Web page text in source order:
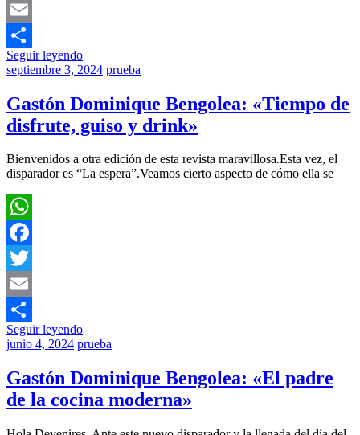
Twitter
Email
Compartir
Seguir leyendo
septiembre 3, 2024 prueba
Gastón Dominique Bengolea: «Tiempo de
disfrute, guiso y drink»
Bienvenidos a otra edición de esta revista maravillosa.Esta vez, el
disparador es “La espera”.Veamos cierto aspecto de cómo ella se
WhatsApp
Facebook
Twitter
Email
Compartir
Seguir leyendo
junio 4, 2024 prueba
Gastón Dominique Bengolea: «El padre
de la cocina moderna»